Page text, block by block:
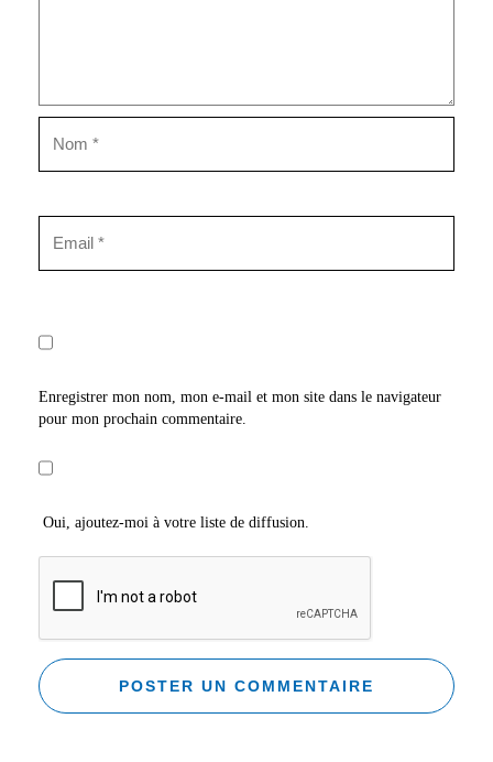
Enregistrer mon nom, mon e-mail et mon site dans le navigateur
pour mon prochain commentaire.
Oui, ajoutez-moi à votre liste de diffusion.